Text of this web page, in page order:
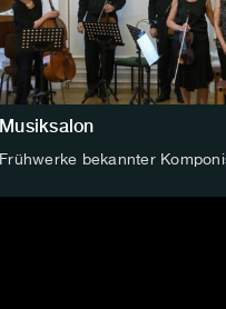
Musiksalon
Frühwerke bekannter